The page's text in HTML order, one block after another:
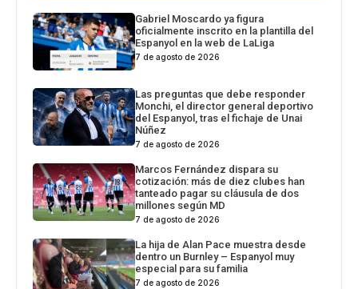
Gabriel Moscardo ya figura
oficialmente inscrito en la plantilla del
Espanyol en la web de LaLiga
7 de agosto de 2026
Las preguntas que debe responder
Monchi, el director general deportivo
del Espanyol, tras el fichaje de Unai
Núñez
7 de agosto de 2026
Marcos Fernández dispara su
cotización: más de diez clubes han
tanteado pagar su cláusula de dos
millones según MD
7 de agosto de 2026
La hija de Alan Pace muestra desde
dentro un Burnley – Espanyol muy
especial para su familia
7 de agosto de 2026